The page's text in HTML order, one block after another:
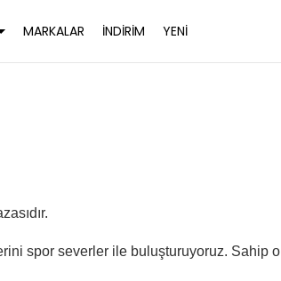
MARKALAR İNDİRİM YENİ
spor severler ile buluşturuyoruz. Sahip